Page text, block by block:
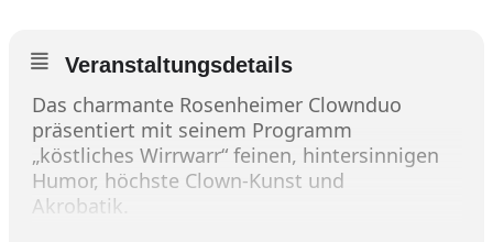
Veranstaltungsdetails
Das charmante Rosenheimer Clownduo
präsentiert mit seinem Programm
„köstliches Wirrwarr“ feinen, hintersinnigen
Humor, höchste Clown-Kunst und
Akrobatik.